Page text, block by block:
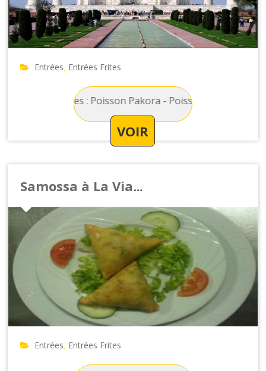
Entrées Entrées Frites
Entrées Frites : Poisson Pakora - Poisson enrobé de pate
VOIR
Samossa à La Viande
Entrées Entrées Frites